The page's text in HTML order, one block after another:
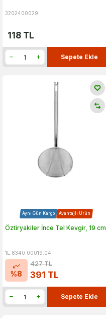
3202400029
118 TL
Sepete Ekle
Aynı Gün Kargo Avantajlı Ürün
Öztiryakiler İnce Tel Kevgir, 19 cm
1E.8340.00019.04
%8
427TL
391 TL
Sepete Ekle